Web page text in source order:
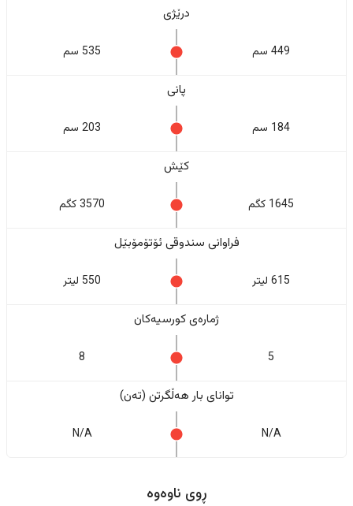
درێژی
449 سم 535 سم
پانی
184 سم 203 سم
کێش
1645 کگم 3570 کگم
فراوانی سندوقی ئۆتۆمۆبێل
615 لیتر 550 لیتر
ژمارەی کورسیەکان
5
8
تواناى بار هەڵگرتن (تەن)
N/A
N/A
ڕوی ناوەوە